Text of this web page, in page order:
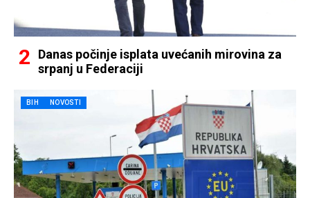
Danas počinje isplata uvećanih mirovina za
srpanj u Federaciji
BIH NOVOSTI